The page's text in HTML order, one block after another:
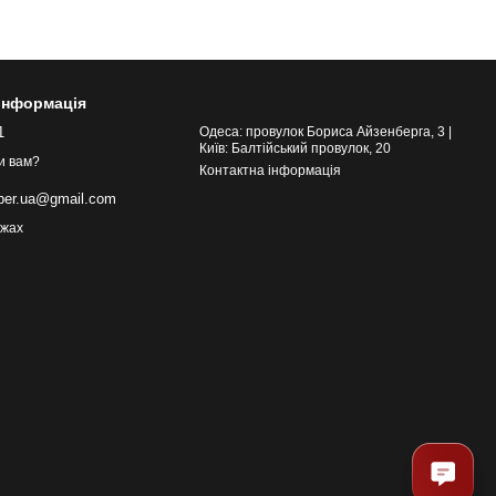
вам?
Одеса: провулок Бориса Айзенберга, 3 |
Київ: Балтійський провулок, 20
Контактна інформація